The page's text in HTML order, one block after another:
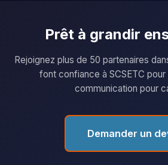
Prêt à grandir
Rejoignez plus de 50 partenaires
font confiance à SCSETC
communication pour
Demander un